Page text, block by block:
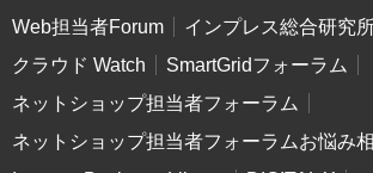
Web担当者Forum
インプレス総合研究
クラウド Watch
SmartGridフォーラム
ネットショップ担当者フォーラム
ネットショップ担当者フォーラムお悩み